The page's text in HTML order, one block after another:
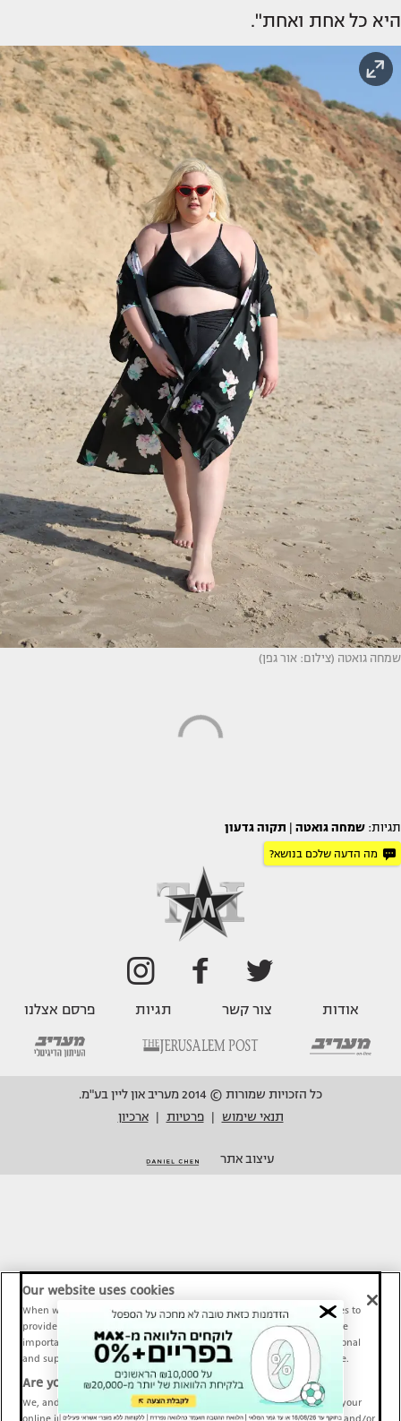
היא כל אחת ואחת".
שמחה גואטה (צילום: אור גפן)
תגיות: שמחה גואטה תקוה גדעון
מה הדעה שלכם בנושא?
אודות צור קשר תגיות פרסם אצלנו
כל הזכויות שמורות © 2014 מעריב און ליין בע"מ.
תנאי שימוש
פרטיות ארכיון
עיצוב אתר
Our website uses cookies
When we provide Maariv, TMI and Sport1 content online, we use cookies to
provide social media features and to analyze our traffic. These tools are
important and necessary for our website functionality. Others are optional
and support Maariv, TMI and Sport1 activity and your online experience.
Are you happy to accept cookies?
We, and our partners, use information about your use of our site and your
online interactions to improve our services and to personalize content and/or